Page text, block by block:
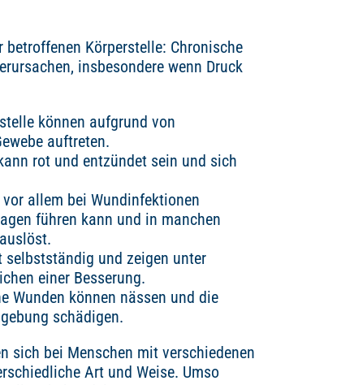
Körperstelle: Chronische
insbesondere wenn Druck
können aufgrund von
auftreten.
rot und entzündet sein und sich
allem bei Wundinfektionen
führen kann und in manchen
selbstständig und zeigen unter
einer Besserung.
Wunden können nässen und die
schädigen.
sich bei Menschen mit verschiedenen
Art und Weise. Umso